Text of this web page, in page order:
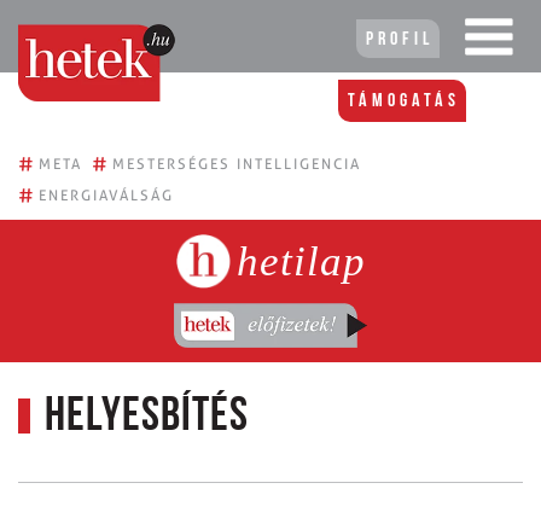
Profil
Támogatás
# META # MESTERSÉGES INTELLIGENCIA
# ENERGIAVÁLSÁG
hetilap
HELYESBÍTÉS